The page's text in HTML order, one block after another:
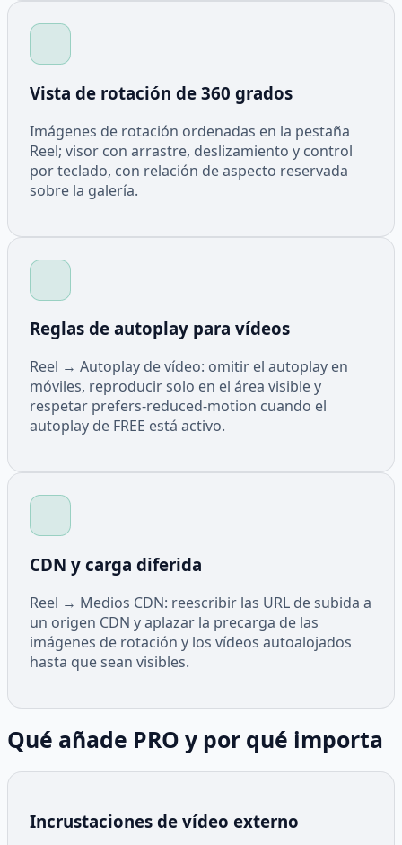
Vista de rotación de 360 grados
Imágenes de rotación ordenadas en la pestaña
Reel; visor con arrastre, deslizamiento y control
por teclado, con relación de aspecto reservada
sobre la galería.
Reglas de autoplay para vídeos
Reel → Autoplay de vídeo: omitir el autoplay en
móviles, reproducir solo en el área visible y
respetar prefers-reduced-motion cuando el
autoplay de FREE está activo.
CDN y carga diferida
Reel → Medios CDN: reescribir las URL de subida a
un origen CDN y aplazar la precarga de las
imágenes de rotación y los vídeos autoalojados
hasta que sean visibles.
Qué añade PRO y por qué importa
Incrustaciones de vídeo externo